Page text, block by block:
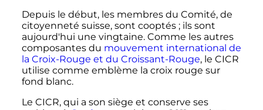
Depuis le début, les membres du Comité, de
citoyenneté suisse, sont cooptés ; ils sont
aujourd'hui une vingtaine. Comme les autres
composantes du mouvement international de
la Croix-Rouge et du Croissant-Rouge, le CICR
utilise comme emblème la croix rouge sur
fond blanc.
Le CICR, qui a son siège et conserve ses